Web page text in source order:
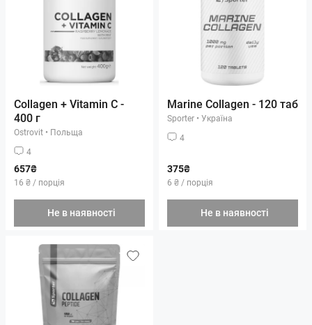
Collagen + Vitamin C -
400 г
Ostrovit • Польща
4
657₴
16 ₴ / порція
Не в наявності
Marine Collagen - 120 таб
Sporter • Україна
4
375₴
6 ₴ / порція
Не в наявності